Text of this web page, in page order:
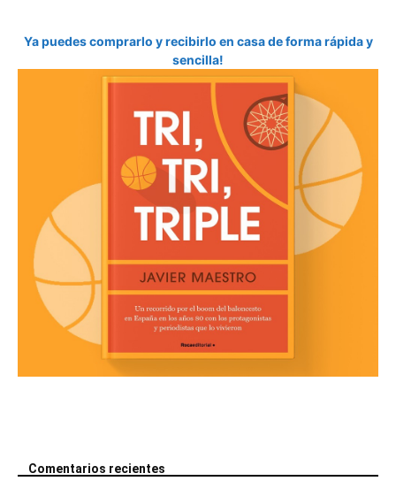
Ya puedes comprarlo y recibirlo en casa de forma rápida y
sencilla!
Comentarios recientes